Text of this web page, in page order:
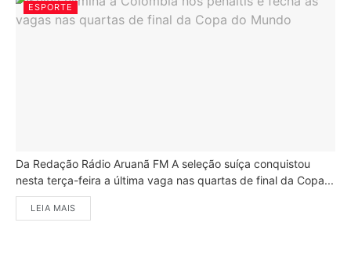
ESPORTE
Da Redação Rádio Aruanã FM A seleção suíça conquistou
nesta terça-feira a última vaga nas quartas de final da Copa...
LEIA MAIS